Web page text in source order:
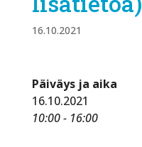
16.10.2021
Päiväys ja aika
16.10.2021
10:00 - 16:00